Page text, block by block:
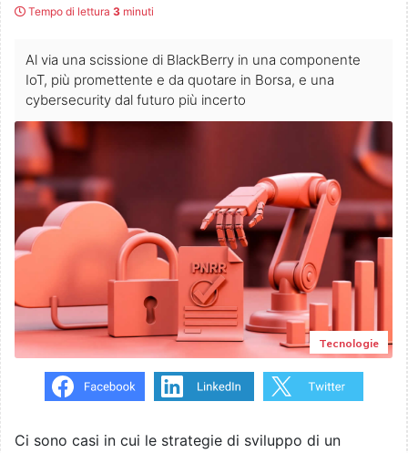
Tempo di lettura 3 minuti
Al via una scissione di BlackBerry in una componente
IoT, più promettente e da quotare in Borsa, e una
cybersecurity dal futuro più incerto
Tecnologie
Ci sono casi in cui le strategie di sviluppo di un